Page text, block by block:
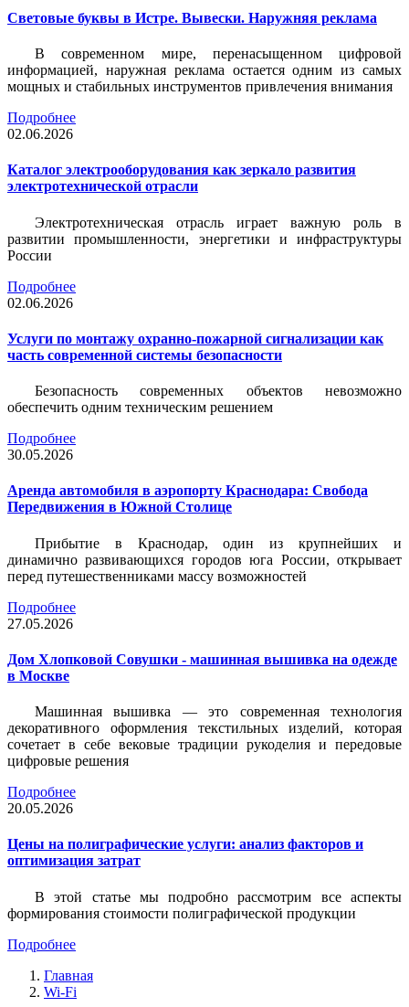
Световые буквы в Истре. Вывески. Наружняя реклама
В современном мире, перенасыщенном цифровой
информацией, наружная реклама остается одним из самых
мощных и стабильных инструментов привлечения внимания
Подробнее
02.06.2026
Каталог электрооборудования как зеркало развития
электротехнической отрасли
Электротехническая отрасль играет важную роль в
развитии промышленности, энергетики и инфраструктуры
России
Подробнее
02.06.2026
Услуги по монтажу охранно-пожарной сигнализации как
часть современной системы безопасности
Безопасность современных объектов невозможно
обеспечить одним техническим решением
Подробнее
30.05.2026
Аренда автомобиля в аэропорту Краснодара: Свобода
Передвижения в Южной Столице
Прибытие в Краснодар, один из крупнейших и
динамично развивающихся городов юга России, открывает
перед путешественниками массу возможностей
Подробнее
27.05.2026
Дом Хлопковой Совушки - машинная вышивка на одежде
в Москве
Машинная вышивка — это современная технология
декоративного оформления текстильных изделий, которая
сочетает в себе вековые традиции рукоделия и передовые
цифровые решения
Подробнее
20.05.2026
Цены на полиграфические услуги: анализ факторов и
оптимизация затрат
В этой статье мы подробно рассмотрим все аспекты
формирования стоимости полиграфической продукции
Подробнее
Главная
Wi-Fi